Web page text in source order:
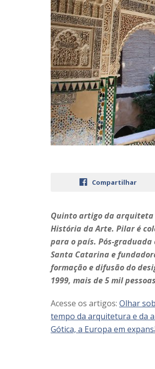
Compartilhar
Quinto artigo da arquiteta
História da Arte. Pilar é
para o país. Pós-
Santa Catarina e
formação e difusão do
1999, mais de 5 mil
Acesse os artigos: Olhar
tempo da arquitetura e da
Gótica, a Europa em